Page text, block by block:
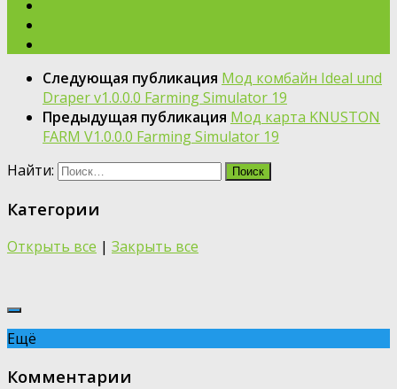
Следующая публикация Мод комбайн Ideal und
Draper v1.0.0.0 Farming Simulator 19
Предыдущая публикация Мод карта KNUSTON
FARM V1.0.0.0 Farming Simulator 19
Найти:
Категории
Открыть все | Закрыть все
Ещё
Комментарии